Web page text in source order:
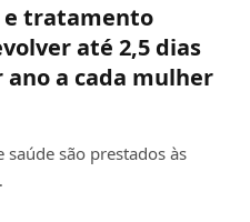
e tratamento
até 2,5 dias
ano a cada mulher
são prestados às